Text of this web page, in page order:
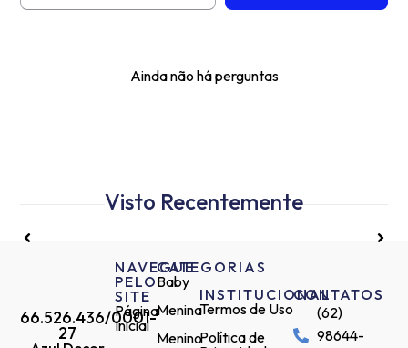
Ainda não há perguntas
Visto Recentemente
66.526.436/0001-
27
NAVEGUE
PELO
SITE
Página
Inicial
CATEGORIAS
Baby
Menina
Menino
INSTITUCIONAL
Termos de Uso
Política de
CONTATOS
(62)
98644-